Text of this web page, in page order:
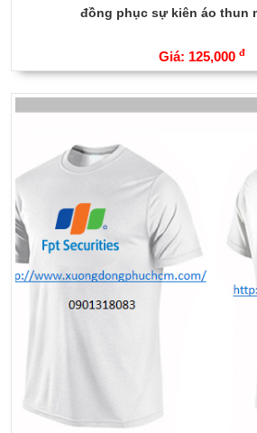
đồng phục sự kiên áo thun
Giá: 125,000 đ